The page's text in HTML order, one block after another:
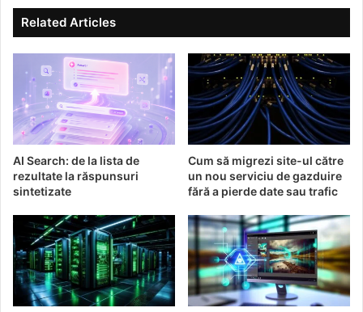
Alginatul contribuie la:
Formarea membranei protective pentru alimente
delicat ambalate
Stabilizarea sosurilor și gemurilor
Tehnici moderne, cum ar fi sferificarea moleculă
(trend în gastronomie moleculară)
Siguranța alimentară e asigurată prin certificări
precum FDA și EFSA, iar ingredientul este complet
Industria bijuteriilor și cosmeticele
de calitate
Prototipuri rapide cu matrițe flexibile (ideal pentru
Related Articles
AI Search: de la lista de
rezultate la răspunsuri
sintetizate
Cum să migrezi site-ul către
un nou serviciu de gazduire
fără a pierde date sau trafic